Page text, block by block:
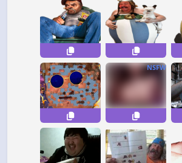
NSFW